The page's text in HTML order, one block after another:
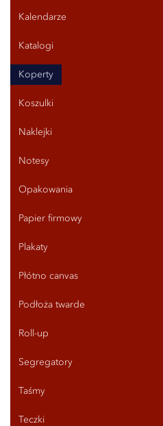
Kalendarze
Katalogi
Koperty
Koszulki
Naklejki
Notesy
Opakowania
Papier firmowy
Plakaty
Płótno canvas
Podłoża twarde
Roll-up
Segregatory
Taśmy
Teczki